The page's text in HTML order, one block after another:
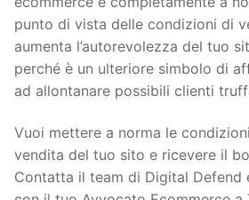
punto di vista delle condizioni di
aumenta l’autorevolezza del tuo
perché è un ulteriore simbolo di
ad allontanare possibili clienti
Vuoi mettere a norma le
vendita del tuo sito e ricevere il
Contatta il team di Digital Defend